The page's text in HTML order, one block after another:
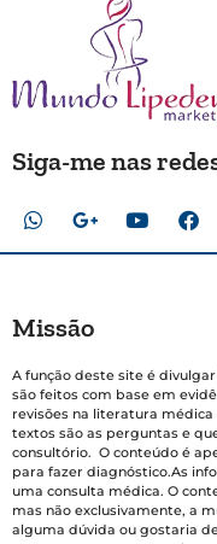
Siga-me nas
Missão
A função deste site é
são feitos com base em
revisões na literatura
textos são as perguntas e
consultório. O conteúdo é
para fazer diagnóstico.As
uma consulta médica. O
mas não exclusivamente, a
alguma dúvida ou gostaria